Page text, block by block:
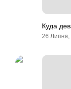
Куда
26 Липня,